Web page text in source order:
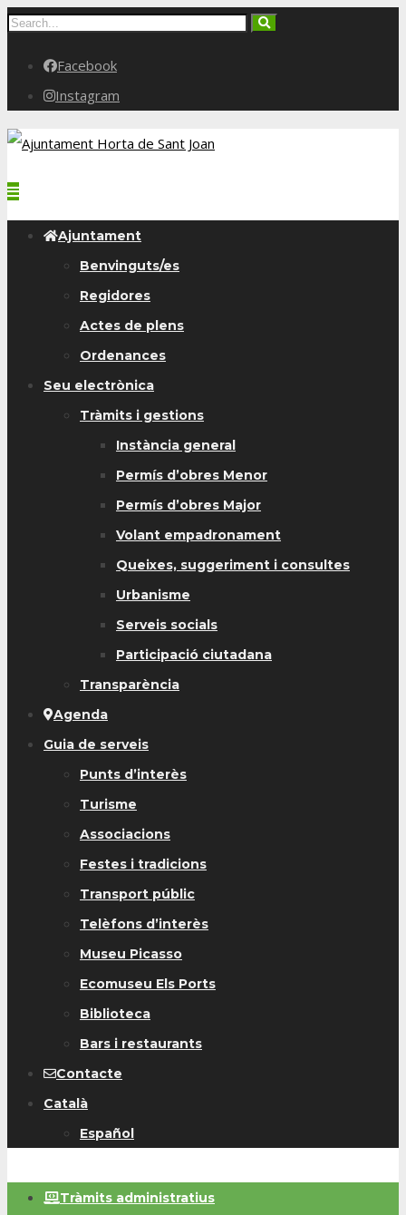
Facebook
Instagram
Ajuntament
Benvinguts/es
Regidores
Actes de plens
Ordenances
Seu electrònica
Tràmits i gestions
Instància general
Permís d’obres Menor
Permís d’obres Major
Volant empadronament
Queixes, suggeriment i consultes
Urbanisme
Serveis socials
Participació ciutadana
Transparència
Agenda
Guia de serveis
Punts d’interès
Turisme
Associacions
Festes i tradicions
Transport públic
Telèfons d’interès
Museu Picasso
Ecomuseu Els Ports
Biblioteca
Bars i restaurants
Contacte
Català
Español
Tràmits administratius